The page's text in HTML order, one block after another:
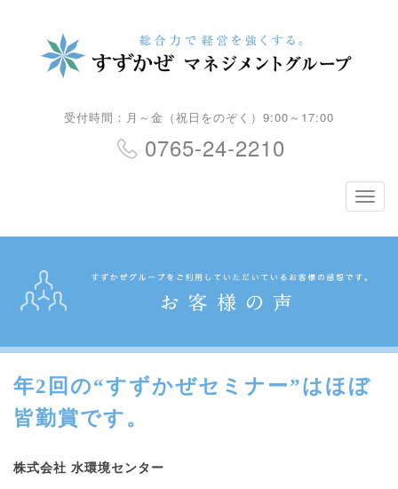
受付時間：月～金（祝日をのぞく）9:00～17:00
0765-24-2210
ナ
ゲ
シ
年2回の“すずかぜセミナー”はほぼ
皆勤賞です。
株式会社 水環境センター